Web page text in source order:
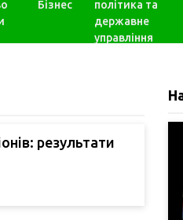
Бізнес
політика та
державне
управління
результати